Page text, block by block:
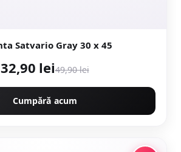
Faianta Satvario Gray 30 x 45
32,90 lei49,90 lei
Cumpără acum